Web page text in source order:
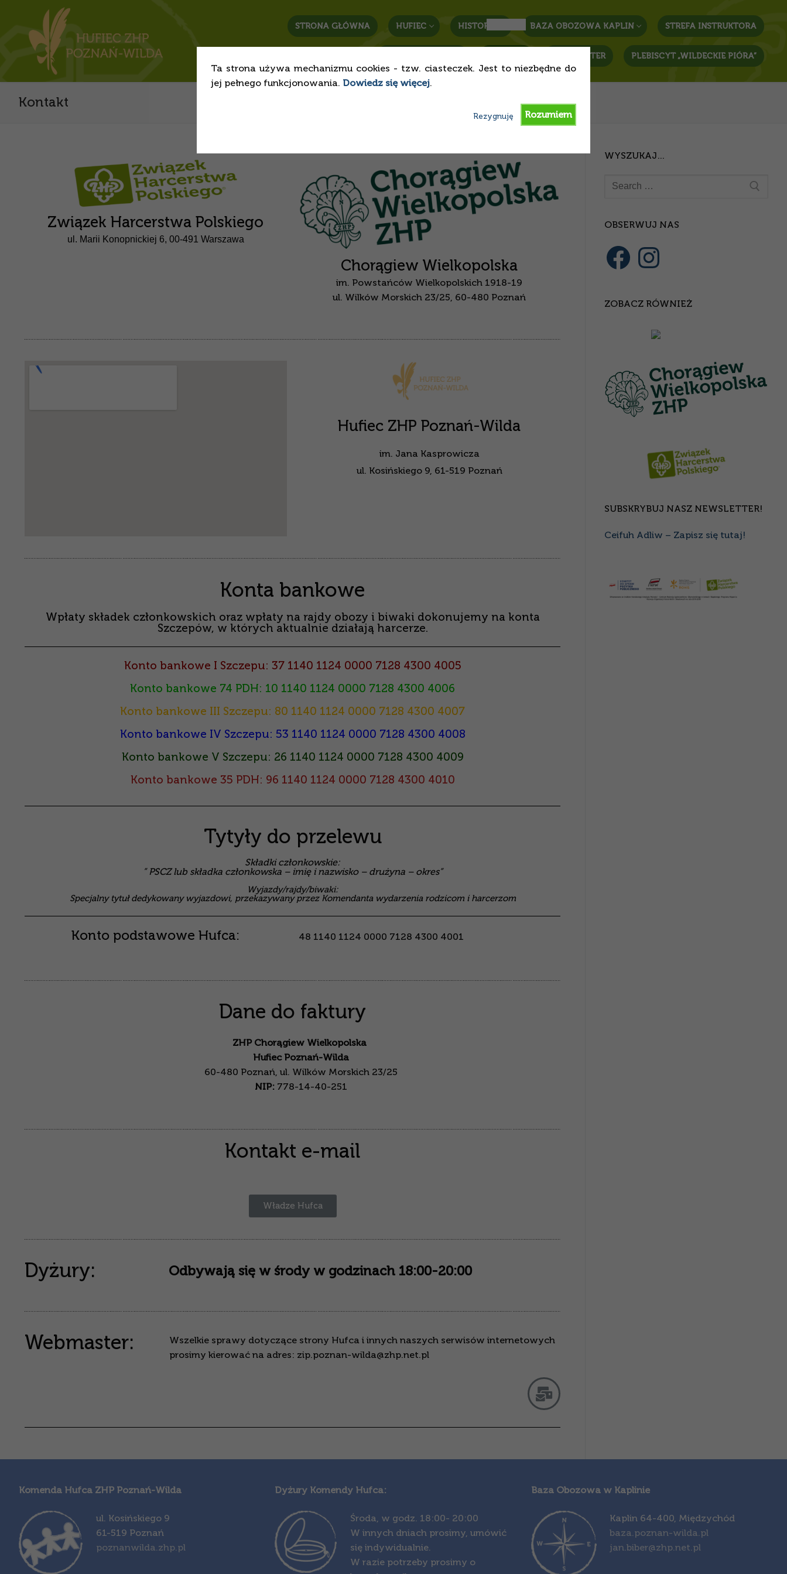
Ta strona używa mechanizmu cookies - tzw. ciasteczek. Jest to niezbędne do
jej pełnego funkcjonowania. Dowiedz się więcej.
Rozumiem
Rezygnuję
STRONA GŁÓWNA HUFIEC HISTORIA BAZA OBOZOWA KAPLIN STREFA INSTRUKTORA
NEWSLETTER PLEBISCYT „WILDECKIE PIÓRA”
Kontakt
Związek Harcerstwa Polskiego
ul. Marii Konopnickiej 6, 00-491 Warszawa
Chorągiew Wielkopolska
im. Powstańców Wielkopolskich 1918-19
ul. Wilków Morskich 23/25, 60-480 Poznań
Hufiec ZHP Poznań-Wilda
im. Jana Kasprowicza
ul. Kosińskiego 9, 61-519 Poznań
Konta bankowe
Wpłaty składek członkowskich oraz wpłaty na rajdy obozy i biwaki dokonujemy na konta
Szczepów, w których aktualnie działają harcerze.
Konto bankowe I Szczepu: 37 1140 1124 0000 7128 4300 4005
Konto bankowe 74 PDH: 10 1140 1124 0000 7128 4300 4006
Konto bankowe III Szczepu: 80 1140 1124 0000 7128 4300 4007
Konto bankowe IV Szczepu: 53 1140 1124 0000 7128 4300 4008
Konto bankowe V Szczepu: 26 1140 1124 0000 7128 4300 4009
Konto bankowe 35 PDH: 96 1140 1124 0000 7128 4300 4010
Tytyły do przelewu
Składki członkowskie:
” PSCZ lub składka członkowska – imię i nazwisko – drużyna – okres”
Wyjazdy/rajdy/biwaki:
Specjalny tytuł dedykowany wyjazdowi, przekazywany przez Komendanta wydarzenia rodzicom i harcerzom
Konto podstawowe Hufca: 48 1140 1124 0000 7128 4300 4001
Dane do faktury
ZHP Chorągiew Wielkopolska
Hufiec Poznań-Wilda
60-480 Poznań, ul. Wilków Morskich 23/25
NIP:778-14-40-251
Kontakt e-mail
Władze Hufca
Dyżury: Odbywają się w środy w godzinach 18:00-20:00
Webmaster:
Wszelkie sprawy dotyczące strony Hufca i innych naszych serwisów internetowych
prosimy kierować na adres: zip.poznan-wilda@zhp.net.pl
WYSZUKAJ…
OBSERWUJ NAS
ZOBACZ RÓWNIEŻ
SUBSKRYBUJ NASZ NEWSLETTER!
Ceifuh Adliw – Zapisz się tutaj!
Komenda Hufca ZHP Poznań-Wilda
ul. Kosińskiego 9
61-519 Poznań
poznanwilda.zhp.pl
Dyżury Komendy Hufca:
Środa, w godz. 18:00- 20:00
W innych dniach prosimy, umówić
się indywidualnie.
W razie potrzeby prosimy o
Baza Obozowa w Kaplinie
Kaplin 64-400, Międzychód
baza.poznan-wilda.pl
jan.biber@zhp.net.pl